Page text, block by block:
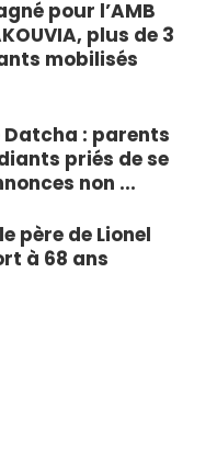
pour l’AMB
plus de 3
mobilisés
Datcha : parents
priés de se
non ...
père de Lionel
à 68 ans